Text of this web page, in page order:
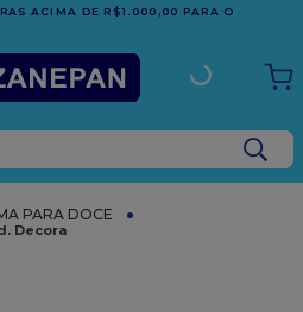
ACIMA DE R$1.000,00 PARA O
PARA DOCE
Decora